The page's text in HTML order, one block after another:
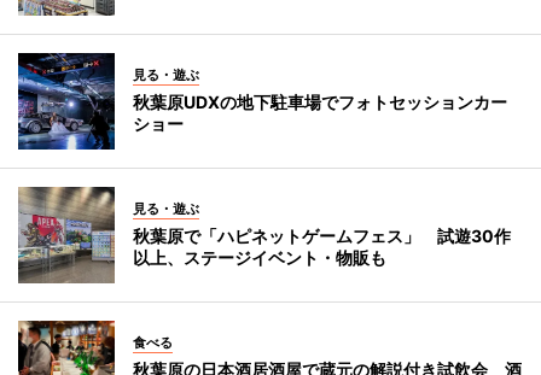
見る・遊ぶ
秋葉原UDXの地下駐車場でフォトセッションカー
ショー
見る・遊ぶ
秋葉原で「ハピネットゲームフェス」 試遊30作
以上、ステージイベント・物販も
食べる
秋葉原の日本酒居酒屋で蔵元の解説付き試飲会 酒